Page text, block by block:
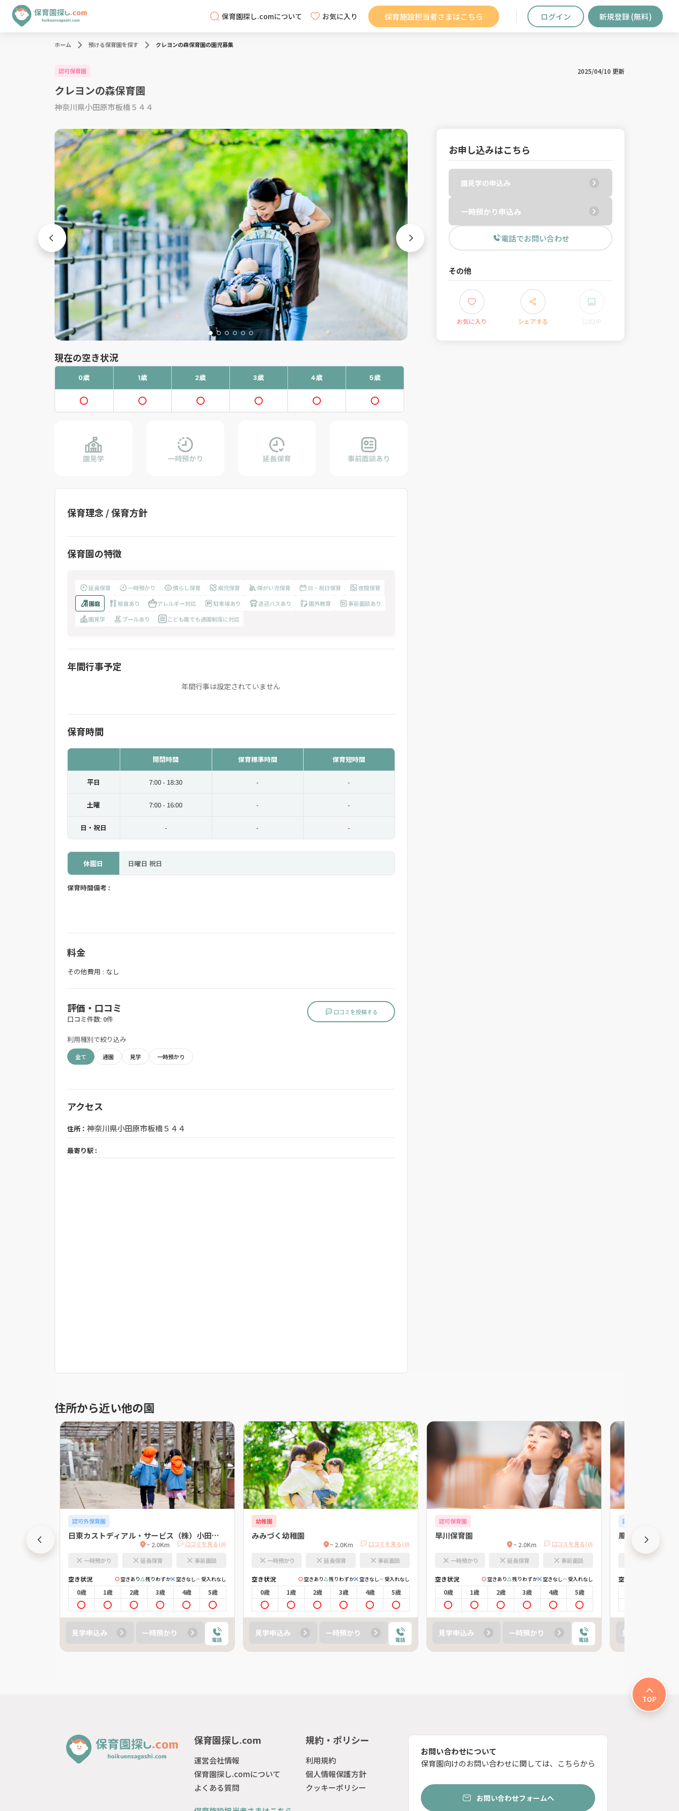
保育園探し.comについて お気に入り 保育施設担当者さまはこちら ログイン 新規登録 (無料)
ホーム 預ける保育園を探す クレヨンの森保育園の園児募集
認可保育園 2025/04/10 更新
クレヨンの森保育園
神奈川県小田原市板橋５４４
現在の空き状況
0歳 1歳 2歳 3歳 4歳 5歳
園見学 一時預かり 延長保育 事前面談あり
保育理念 / 保育方針
保育園の特徴
延長保育 一時預かり 慣らし保育 病児保育 障がい児保育 日・祝日保育
夜間保育
園庭
給食あり アレルギー対応 駐車場あり 送迎バスあり 園外教育
事前面談あり
園見学
プールあり こども誰でも通園制度に対応
年間行事予定
年間行事は設定されていません
保育時間
開閉時間 保育標準時間 保育短時間
平日 7:00 - 18:30 - -
土曜 7:00 - 16:00 - -
日・祝日 - - -
休園日 日曜日 祝日
保育時間備考 :
料金
その他費用 : なし
評価・口コミ
口コミ件数: 0件
口コミを投稿する
利用種別で絞り込み
全て 通園 見学 一時預かり
アクセス
住所： 神奈川県小田原市板橋５４４
最寄り駅 :
お申し込みはこちら
園見学の申込み
一時預かり申込み
電話でお問い合わせ
その他
お気に入り シェアする
住所から近い他の園
口コミを見る(0)
認可外保育園
日東カストディアル・サービス（株）小田原支店 託児所
~ 2.0Km 口コミを見る(0)
一時預かり 延長保育 事前面談
空き状況 空きあり 残りわずか 空きなし 受入れなし
0歳 1歳 2歳 3歳 4歳 5歳
見学申込み 一時預かり
電話
幼稚園
みみづく幼稚園
~ 2.0Km 口コミを見る(0)
一時預かり 延長保育 事前面談
空き状況 空きあり 残りわずか 空きなし 受入れなし
0歳 1歳 2歳 3歳 4歳 5歳
見学申込み 一時預かり
電話
認可保育園
早川保育園
~ 2.0Km 口コミを見る(0)
一時預かり 延長保育 事前面談
空き状況 空きあり 残りわずか 空きなし 受入れなし
0歳 1歳 2歳 3歳 4歳 5歳
見学申込み 一時預かり
電話
認可外保育園
風祭グリーンゲ
空き状況
見学申込み
TOP
保育園探し.com
運営会社情報
保育園探し.comについて
よくある質問
規約・ポリシー
利用規約
個人情報保護方針
クッキーポリシー
お問い合わせについて
保育園向けのお問い合わせに関しては、こちらから
お問い合わせフォームへ